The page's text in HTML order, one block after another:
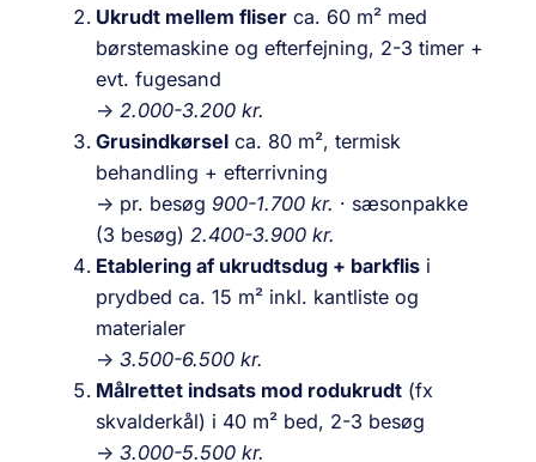
Ukrudt mellem fliser ca. 60 m² med
børstemaskine og efterfejning, 2-3 timer +
evt. fugesand
→ 2.000-3.200 kr.
Grusindkørsel ca. 80 m², termisk
behandling + efterrivning
→ pr. besøg 900-1.700 kr. · sæsonpakke
(3 besøg) 2.400-3.900 kr.
Etablering af ukrudtsdug + barkflis i
prydbed ca. 15 m² inkl. kantliste og
materialer
→ 3.500-6.500 kr.
Målrettet indsats mod rodukrudt (fx
skvalderkål) i 40 m² bed, 2-3 besøg
→ 3.000-5.500 kr.